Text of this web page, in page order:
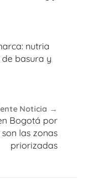
nutria
basura y
Noticia
Bogotá por
las zonas
priorizadas